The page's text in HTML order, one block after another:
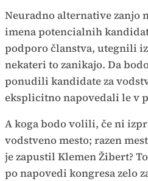
Neuradno alternative zanjo
imena potencialnih
podporo članstva, utegnili
nekateri to zanikajo. Da
ponudili kandidate za
eksplicitno napovedali le v
A koga bodo volili, če ni
vodstveno mesto; razen
je zapustil Klemen Žibert?
po napovedi kongresa zelo